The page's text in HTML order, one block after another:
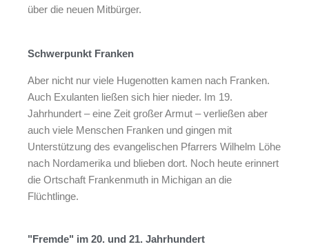
über die neuen Mitbürger.
Schwerpunkt Franken
Aber nicht nur viele Hugenotten kamen nach Franken.
Auch Exulanten ließen sich hier nieder. Im 19.
Jahrhundert – eine Zeit großer Armut – verließen aber
auch viele Menschen Franken und gingen mit
Unterstützung des evangelischen Pfarrers Wilhelm Löhe
nach Nordamerika und blieben dort. Noch heute erinnert
die Ortschaft Frankenmuth in Michigan an die
Flüchtlinge.
"Fremde" im 20. und 21. Jahrhundert